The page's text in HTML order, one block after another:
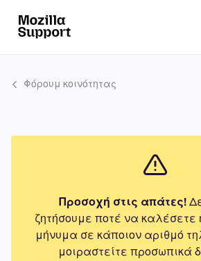
Φόρουμ κοινότητας
Προσοχή στις απάτες!
ζητήσουμε ποτέ να καλέσετε
μήνυμα σε κάποιον αριθμό
μοιραστείτε προσωπικά